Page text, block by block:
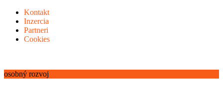
Kontakt
Inzercia
Partneri
Cookies
osobný rozvoj